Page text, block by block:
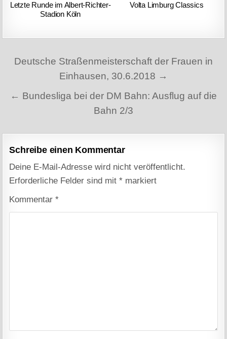
Letzte Runde im Albert-Richter-
Stadion Köln
Volta Limburg Classics
Beitragsnavigation
Deutsche Straßenmeisterschaft der Frauen in
Einhausen, 30.6.2018 →
← Bundesliga bei der DM Bahn: Ausflug auf die
Bahn 2/3
Schreibe einen Kommentar
Deine E-Mail-Adresse wird nicht veröffentlicht.
Erforderliche Felder sind mit* markiert
Kommentar*